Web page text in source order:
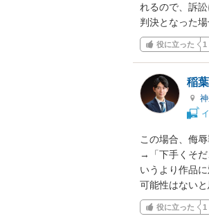
れるので、訴
判決となった
役に立った 1
稲
この場合、侮
→「下手くそだ
いうより作品
可能性はないと
役に立った 1